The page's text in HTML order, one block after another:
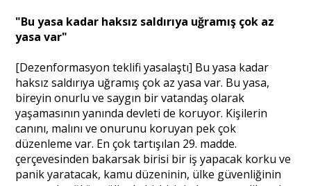
"Bu yasa kadar haksız saldırıya uğramış çok az
yasa var"
[Dezenformasyon teklifi yasalaştı] Bu yasa kadar
haksız saldırıya uğramış çok az yasa var. Bu yasa,
bireyin onurlu ve saygın bir vatandaş olarak
yaşamasının yanında devleti de koruyor. Kişilerin
canını, malını ve onurunu koruyan pek çok
düzenleme var. En çok tartışılan 29. madde.
çerçevesinden bakarsak birisi bir iş yapacak korku ve
panik yaratacak, kamu düzeninin, ülke güvenliğinin